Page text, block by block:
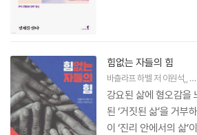
힘없는 자들의 힘
바츨라프 하벨저 이원석
강요된 삶에 혐오감을
된 ‘거짓된 삶’을 거부
이 ‘진리 안에서의 삶’